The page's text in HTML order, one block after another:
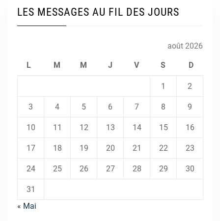
LES MESSAGES AU FIL DES JOURS
août 2026
L M M J V S D
1 2
3 4 5 6 7 8 9
10 11 12 13 14 15 16
17 18 19 20 21 22 23
24 25 26 27 28 29 30
31
« Mai